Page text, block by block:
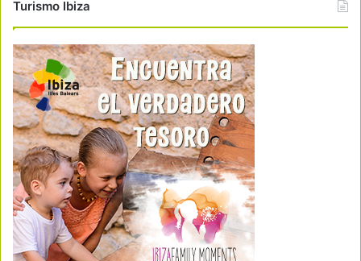
Turismo Ibiza